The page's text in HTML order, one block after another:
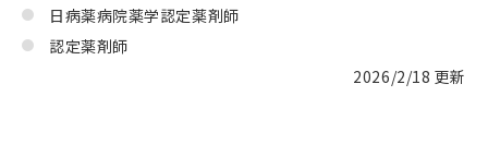
日病薬病院薬学認定薬剤師
認定薬剤師
2026/2/18 更新